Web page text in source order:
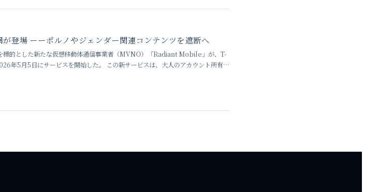
登場 ーーポルノやジェンダー関連コンテンツを遮断へ
標的とした新たな仮想移動体通信事業者（MVNO）「Radiant Mobile」が、T-
年5月5日にサービスを開始した。 この新サービスは、大人のアカウント所有者
クレベ